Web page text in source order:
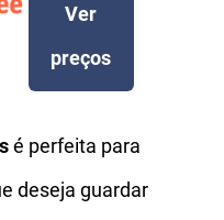
Ver
preços
é perfeita para
deseja guardar